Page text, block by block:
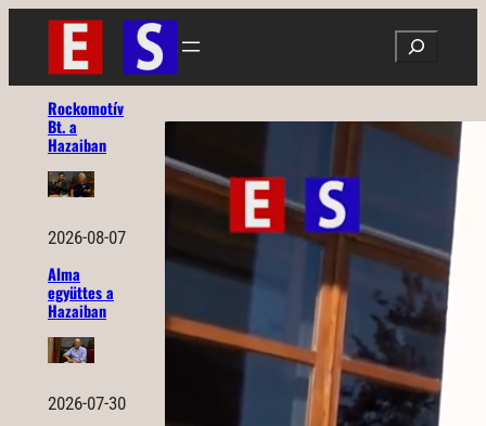
Ugrás
tartalomhoz
Search
Rockomotív
Bt. a
Hazaiban
2026-08-07
Alma
együttes a
Hazaiban
2026-07-30